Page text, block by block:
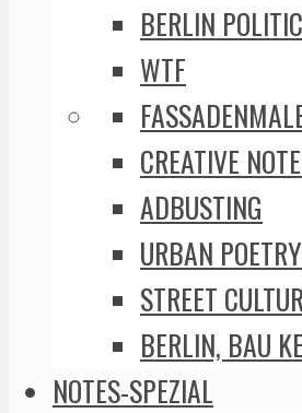
BERLIN
WTF
CREATIVE
ADBUSTING
URBAN POETRY
STREET
BERLIN, BAU
NOTES-SPEZIAL